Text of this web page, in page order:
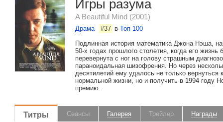
Игры разума
A Beautiful Mind (2001)
Драма #37 вТоп-100
Подлинная история математика Джона Нэша,
50-х годах прошлого столетия, когда его жизнь
перевернута с ног на голову страшным
параноидальная шизофрения. Но через
десятилетий ему удалось не только вернуться
нормальной жизни, но и получить в 1994 году
премию.
Титры Сеансы Галерея Трейлер Награды
2002 Оскар
Лучший фильм
Лучшая актриса
Коннелли
Лучший